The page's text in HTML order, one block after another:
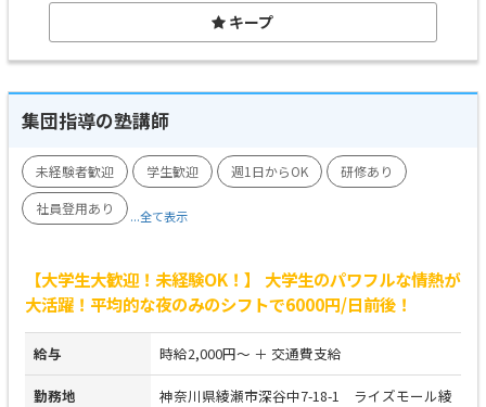
キープ
集団指導の塾講師
未経験者歓迎 学生歓迎 週1日からOK
研修あり
社員登用あり
...全て表示
【大学生大歓迎！未経験OK！】 大学生のパワフルな情熱が
大活躍！平均的な夜のみのシフトで6000円/日前後！
給与 時給2,000円～ ＋ 交通費支給
勤務地
神奈川県綾瀬市深谷中7-18-1 ライズモール綾